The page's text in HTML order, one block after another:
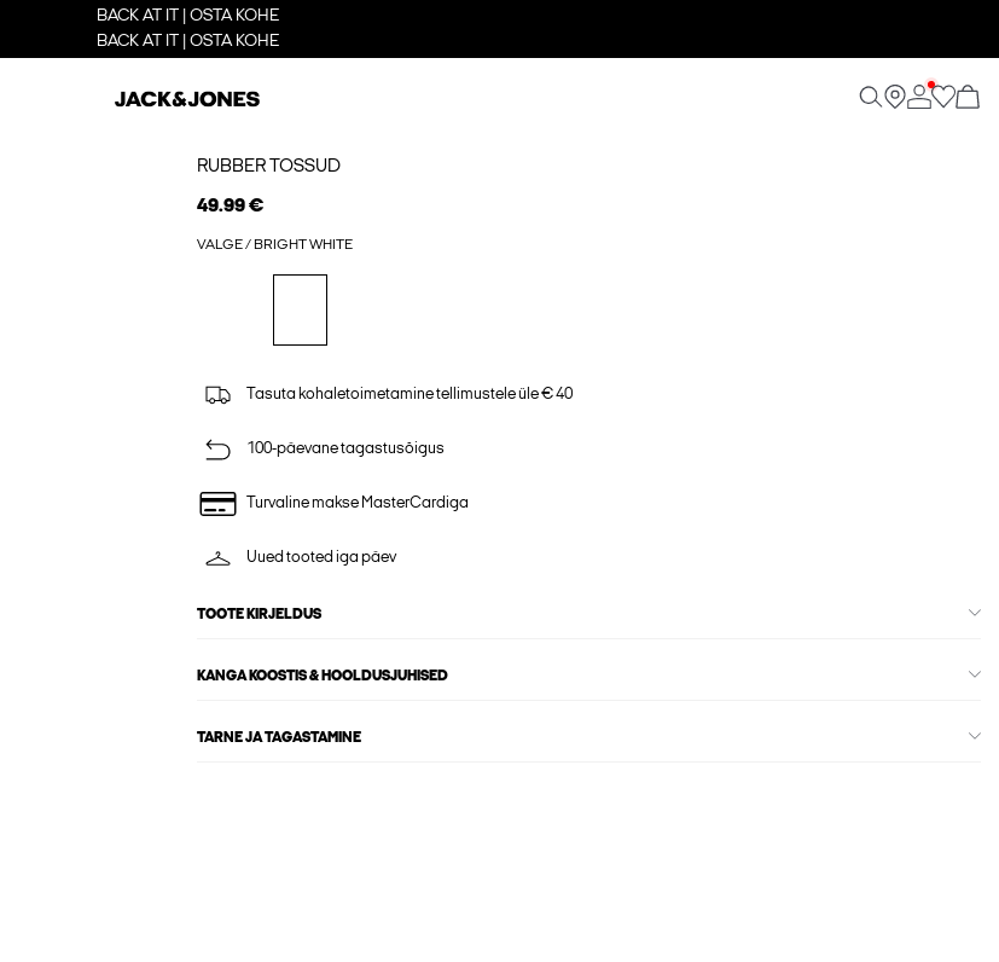
BACK AT IT | OSTA KOHE
BACK AT IT | OSTA KOHE
RUBBER TOSSUD
49.99 €
VALGE / BRIGHT WHITE
Tasuta kohaletoimetamine tellimustele üle € 40
100-päevane tagastusõigus
Turvaline makse MasterCardiga
Uued tooted iga päev
TOOTE KIRJELDUS
KANGA KOOSTIS & HOOLDUSJUHISED
TARNE JA TAGASTAMINE